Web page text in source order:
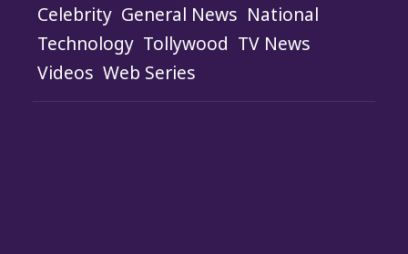
Celebrity General News National
Technology Tollywood TV News
Videos Web Series